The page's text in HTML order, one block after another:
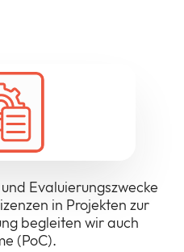
Evaluierungszwecke
in Projekten zur
begleiten wir auch
(PoC).